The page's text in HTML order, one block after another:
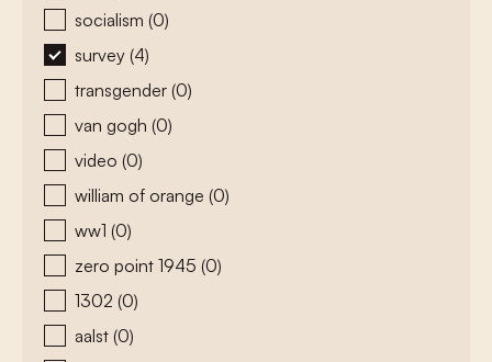
socialism (0)
survey (4)
transgender (0)
van gogh (0)
video (0)
william of orange (0)
ww1 (0)
zero point 1945 (0)
1302 (0)
aalst (0)